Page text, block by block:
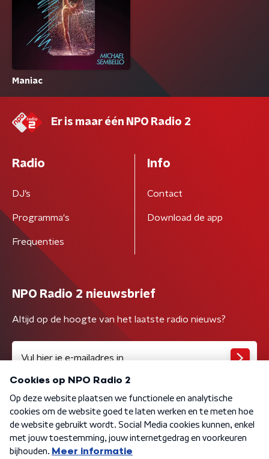
Maniac
Er is maar één NPO Radio 2
Radio
DJ’s
Programma's
Frequenties
Info
Contact
Download de app
NPO Radio 2 nieuwsbrief
Altijd op de hoogte van het laatste radio nieuws?
Algemene voorwaarden